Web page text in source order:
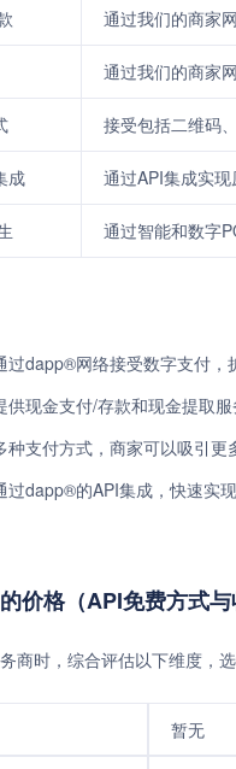
通过我们的商家
通过我们的商家
接受包括二维码
成 通过API集成实现
通过智能和数字
过dapp®网络接受数字支付，
供现金支付/存款和现金提取服
种支付方式，商家可以吸引更
过dapp®的API集成，快速实
价格（API免费方式与
商时，综合评估以下维度，
暂无